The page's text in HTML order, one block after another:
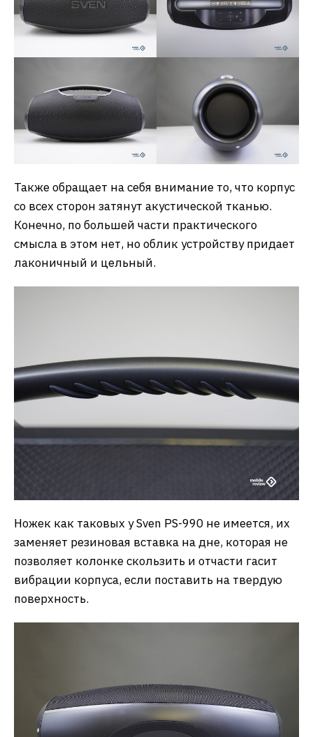
Также обращает на себя внимание то, что корпус
со всех сторон затянут акустической тканью.
Конечно, по большей части практического
смысла в этом нет, но облик устройству придает
лаконичный и цельный.
Ножек как таковых у Sven PS-990 не имеется, их
заменяет резиновая вставка на дне, которая не
позволяет колонке скользить и отчасти гасит
вибрации корпуса, если поставить на твердую
поверхность.